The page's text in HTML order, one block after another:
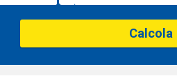
Calcola